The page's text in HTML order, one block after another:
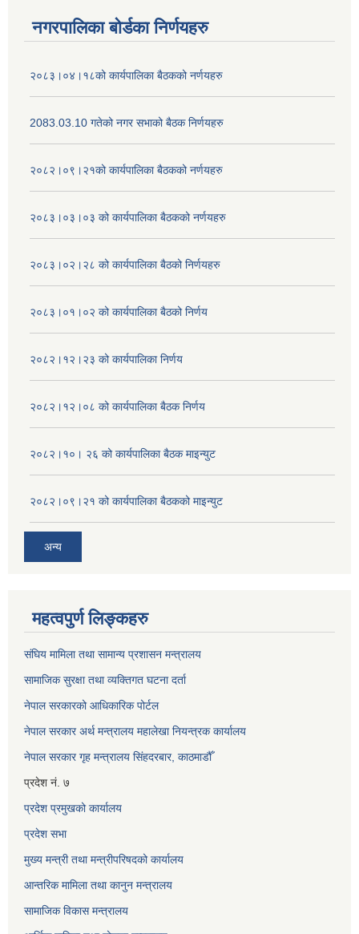
नगरपालिका बोर्डका निर्णयहरु
२०८३।०४।१८को कार्यपालिका बैठकको नर्णयहरु
2083.03.10 गतेको नगर सभाको बैठक निर्णयहरु
२०८२।०९।२१को कार्यपालिका बैठकको नर्णयहरु
२०८३।०३।०३ को कार्यपालिका बैठकको नर्णयहरु
२०८३।०२।२८ को कार्यपालिका बैठको निर्णयहरु
२०८३।०१।०२ को कार्यपालिका बैठको निर्णय
२०८२।१२।२३ को कार्यपालिका निर्णय
२०८२।१२।०८ को कार्यपालिका बैठक निर्णय
२०८२।१०। २६ को कार्यपालिका बैठक माइन्युट
२०८२।०९।२१ को कार्यपालिका बैठकको माइन्युट
अन्य
महत्वपुर्ण लिङ्कहरु
संघिय मामिला तथा सामान्य प्रशासन मन्त्रालय
सामाजिक सुरक्षा तथा व्यक्तिगत घटना दर्ता
नेपाल सरकारको आधिकारिक पोर्टल
नेपाल सरकार अर्थ मन्त्रालय महालेखा नियन्त्रक कार्यालय
नेपाल सरकार गृह मन्त्रालय सिंहदरबार, काठमाडौँ
प्रदेश नं. ७
प्रदेश प्रमुखको कार्यालय
प्रदेश सभा
मुख्य मन्त्री तथा मन्त्रीपरिषदको कार्यालय
आन्तरिक मामिला तथा कानुन मन्त्रालय
सामाजिक विकास मन्त्रालय